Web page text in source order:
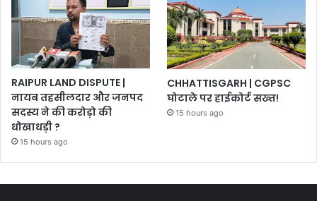
RAIPUR LAND DISPUTE |
नायब तहसीलदार और जनपद
सदस्य ने की करोड़ो की
धोखाधड़ी ?
15 hours ago
CHHATTISGARH | CGPSC
घोटाले पर हाईकोर्ट सख्त!
15 hours ago